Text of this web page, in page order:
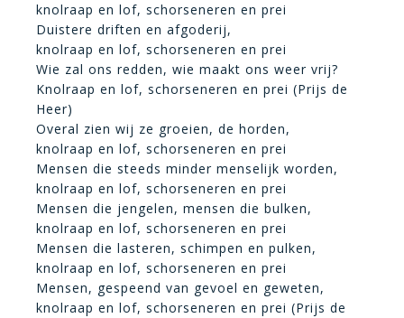
knolraap en lof, schorseneren en prei
Duistere driften en afgoderij,
knolraap en lof, schorseneren en prei
Wie zal ons redden, wie maakt ons weer vrij?
Knolraap en lof, schorseneren en prei (Prijs de
Heer)
Overal zien wij ze groeien, de horden,
knolraap en lof, schorseneren en prei
Mensen die steeds minder menselijk worden,
knolraap en lof, schorseneren en prei
Mensen die jengelen, mensen die bulken,
knolraap en lof, schorseneren en prei
Mensen die lasteren, schimpen en pulken,
knolraap en lof, schorseneren en prei
Mensen, gespeend van gevoel en geweten,
knolraap en lof, schorseneren en prei (Prijs de